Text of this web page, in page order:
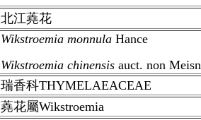
北江蕘花
Wikstroemia monnula Hance
Wikstroemia chinensis auct. non
瑞香科THYMELAEACEAE
蕘花屬Wikstroemia